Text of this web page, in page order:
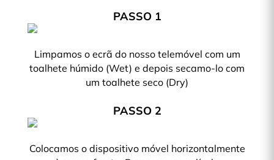
PASSO 1
Limpamos o ecrã do nosso telemóvel com um
toalhete húmido (Wet) e depois secamo-lo com
um toalhete seco (Dry)
PASSO 2
Colocamos o dispositivo móvel horizontalmente